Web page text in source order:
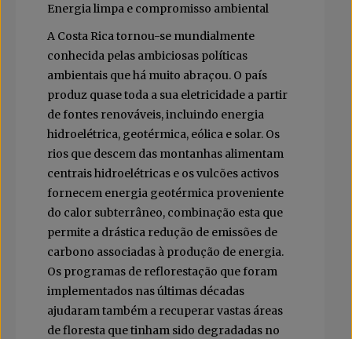
Energia limpa e compromisso ambiental
A Costa Rica tornou-se mundialmente
conhecida pelas ambiciosas políticas
ambientais que há muito abraçou. O país
produz quase toda a sua eletricidade a partir
de fontes renováveis, incluindo energia
hidroelétrica, geotérmica, eólica e solar. Os
rios que descem das montanhas alimentam
centrais hidroelétricas e os vulcões activos
fornecem energia geotérmica proveniente
do calor subterrâneo, combinação esta que
permite a drástica redução de emissões de
carbono associadas à produção de energia.
Os programas de reflorestação que foram
implementados nas últimas décadas
ajudaram também a recuperar vastas áreas
de floresta que tinham sido degradadas no